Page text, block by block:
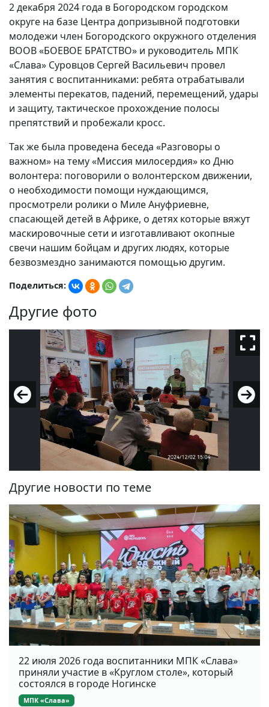
2 декабря 2024 года в Богородском городском
округе на базе Центра допризывной подготовки
молодежи член Богородского окружного отделения
ВООВ «БОЕВОЕ БРАТСТВО» и руководитель МПК
«Слава» Суровцов Сергей Васильевич провел
занятия с воспитанниками: ребята отрабатывали
элементы перекатов, падений, перемещений, удары
и защиту, тактическое прохождение полосы
препятствий и пробежали кросс.
Так же была проведена беседа «Разговоры о
важном» на тему «Миссия милосердия» ко Дню
волонтера: поговорили о волонтерском движении,
о необходимости помощи нуждающимся,
просмотрели ролики о Миле Ануфриевне,
спасающей детей в Африке, о детях которые вяжут
маскировочные сети и изготавливают окопные
свечи нашим бойцам и других людях, которые
безвозмездно занимаются помощью другим.
Поделиться:
Другие фото
Другие новости по теме
22 июля 2026 года воспитанники МПК «Слава»
приняли участие в «Круглом столе», который
состоялся в городе Ногинске
МПК «Слава»